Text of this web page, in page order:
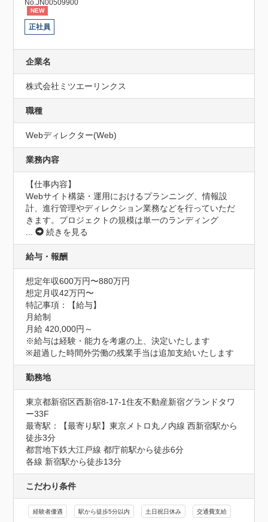
No.JN00509900
NEW
正社員
企業名
株式会社ミツエーリンクス
職種
Webディレクター(Web)
業務内容
【仕事内容】
Webサイト構築・運用におけるプランニング、情報設
計、進行管理やディレクション業務などを行っていただ
きます。プロジェクトの規模は単一のランディング
...
続きを見る
給与・報酬
想定年収600万円〜880万円
想定月収42万円〜
特記事項：【給与】
月給制
月給 420,000円～
※給与は経験・能力を考慮の上、決定いたします
※超過した時間外労働の残業手当は追加支給いたします
勤務地
東京都新宿区西新宿8-17-1住友不動産新宿グランドタワ
ー33F
最寄駅：【最寄り駅】東京メトロ丸ノ内線 西新宿駅から
徒歩3分
都営地下鉄大江戸線 都庁前駅から徒歩6分
各線 新宿駅から徒歩13分
こだわり条件
経験者優遇 駅から徒歩5分以内 土日祝日休み 交通費支給